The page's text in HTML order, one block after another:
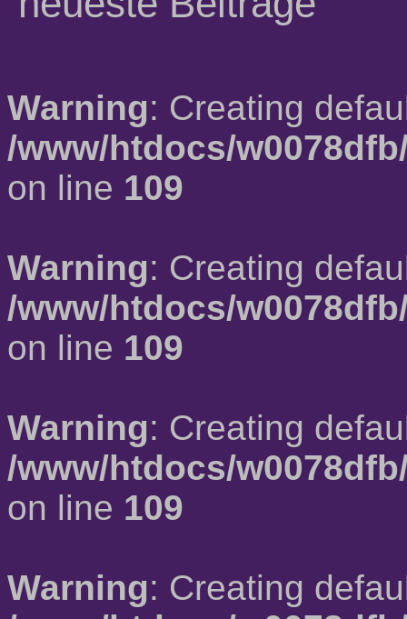
Warning: Creating
/www/htdocs/
on line 109
Warning: Creating
/www/htdocs/
on line 109
Warning: Creating
/www/htdocs/
on line 109
Warning: Creating